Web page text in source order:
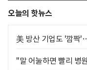
오늘의 핫뉴스
美 방산 기업도 '깜짝
"말 어눌하면 빨리 병